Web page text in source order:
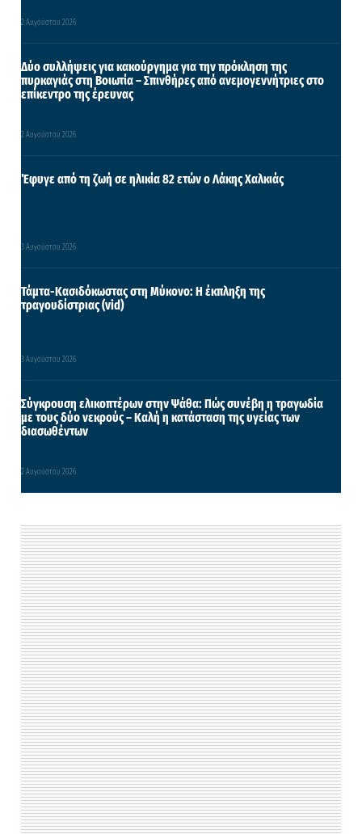
2 Αυγούστου 2026
Δύο συλλήψεις για κακούργημα για την πρόκληση της
πυρκαγιάς στη Βοιωτία – Σπινθήρες από ανεμογεννήτριες στο
επίκεντρο της έρευνας
2 Αυγούστου 2026
Έφυγε από τη ζωή σε ηλικία 82 ετών ο Λάκης Χαλκιάς
3 Αυγούστου 2026
Τάμτα-Κασιδόκωστας στη Μύκονο: Η έκπληξη της
τραγουδίστριας (vid)
3 Αυγούστου 2026
Σύγκρουση ελικοπτέρων στην Ψάθα: Πώς συνέβη η τραγωδία
με τους δύο νεκρούς – Καλή η κατάσταση της υγείας των
διασωθέντων
2 Αυγούστου 2026